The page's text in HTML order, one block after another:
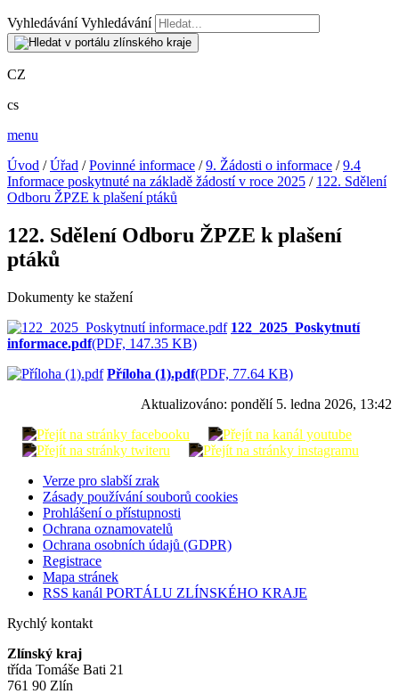
Vyhledávání Vyhledávání
CZ
cs
menu
Úvod /Úřad /Povinné informace /9. Žádosti o informace /9.4
Informace poskytnuté na základě žádostí v roce 2025 / 122. Sdělení
Odboru ŽPZE k plašení ptáků
122. Sdělení Odboru ŽPZE k plašení
ptáků
Dokumenty ke stažení
122_2025_Poskytnutí
informace.pdf(PDF, 147.35 KB)
Příloha (1).pdf(PDF, 77.64 KB)
Aktualizováno: pondělí 5. ledna 2026, 13:42
Verze pro slabší zrak
Zásady používání souborů cookies
Prohlášení o přístupnosti
Ochrana oznamovatelů
Ochrana osobních údajů (GDPR)
Registrace
Mapa stránek
RSS kanál PORTÁLU ZLÍNSKÉHO KRAJE
Rychlý kontakt
Zlínský kraj
třída Tomáše Bati 21
761 90 Zlín